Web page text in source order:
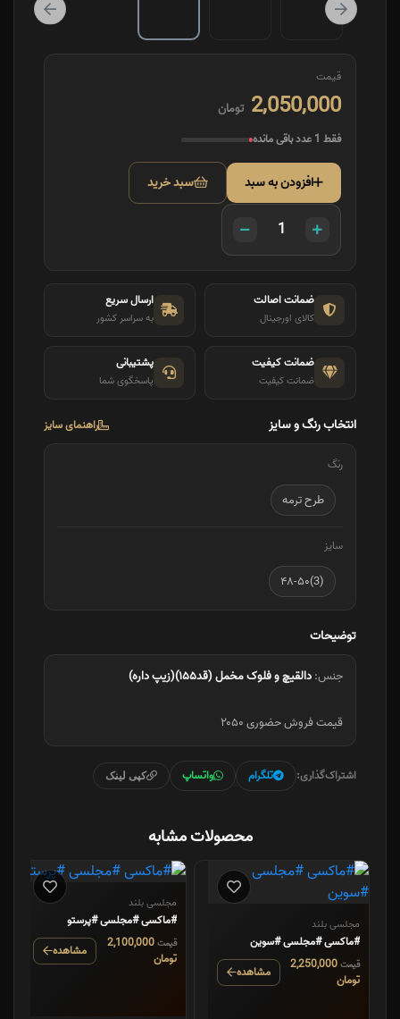
قیمت
2,050,000 تومان
فقط 1 عدد باقی مانده
افزودن به سبد سبد خرید
ضمانت اصالت
کالای اورجینال
ارسال سریع
به سراسر کشور
ضمانت کیفیت
ضمانت کیفیت
پشتیبانی
پاسخگوی شما
انتخاب رنگ و سایز راهنمای سایز
رنگ
طرح ترمه
سایز
(3)۴۸-۵۰
توضیحات
جنس:دالقیچ و فلوک مخمل (قد۱۵۵)(زیپ داره)
قیمت فروش حضوری ۲۰۵۰
اشتراک‌گذاری: تلگرام واتساپ کپی لینک
محصولات مشابه
مجلسی بلند
#ماکسی #مجلسی #سوین
قیمت2,250,000
تومان
مشاهده
مجلسی بلند
#ماکسی #مجلسی #پرستو
قیمت 2,100,000
تومان
مشاهده